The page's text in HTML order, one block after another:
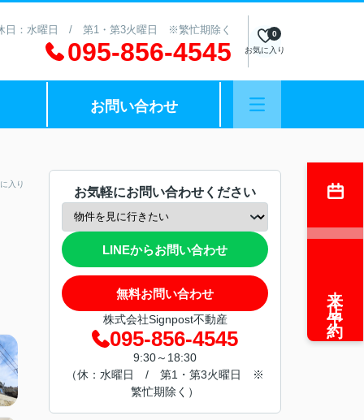
日：水曜日 / 第1・第3火曜日 ※繁忙期除く
095-856-4545 お気に入り
0
お問い合わせ
入り
お気軽にお問い合わせください
LINEからお問い合わせ
無料お問い合わせ
株式会社Signpost不動産
095-856-4545
9:30～18:30
（休：水曜日 / 第1・第3火曜日 ※
繁忙期除く）
来店予約